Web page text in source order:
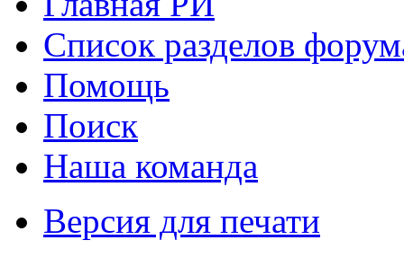
Список разделов
Помощь
Поиск
Наша команда
Версия для печати